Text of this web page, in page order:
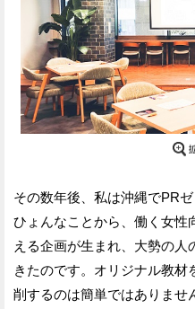
その数年後、私は沖縄でPR
ひょんなことから、働く女性
える企画が生まれ、大勢の
きたのです。オリジナル教材
削するのは簡単ではありませ